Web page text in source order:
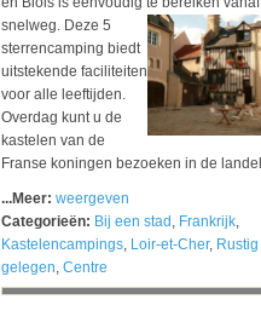
snelweg. Deze 5
sterrencamping biedt
uitstekende faciliteiten
voor alle leeftijden.
Overdag kunt u de
kastelen van de
Franse koningen bezoeken in de
...Meer: weergeven
Categorieën: Bij een stad , Frankrijk,
Kastelencampings, Loir-et-Cher, Rustig
gelegen, Centre